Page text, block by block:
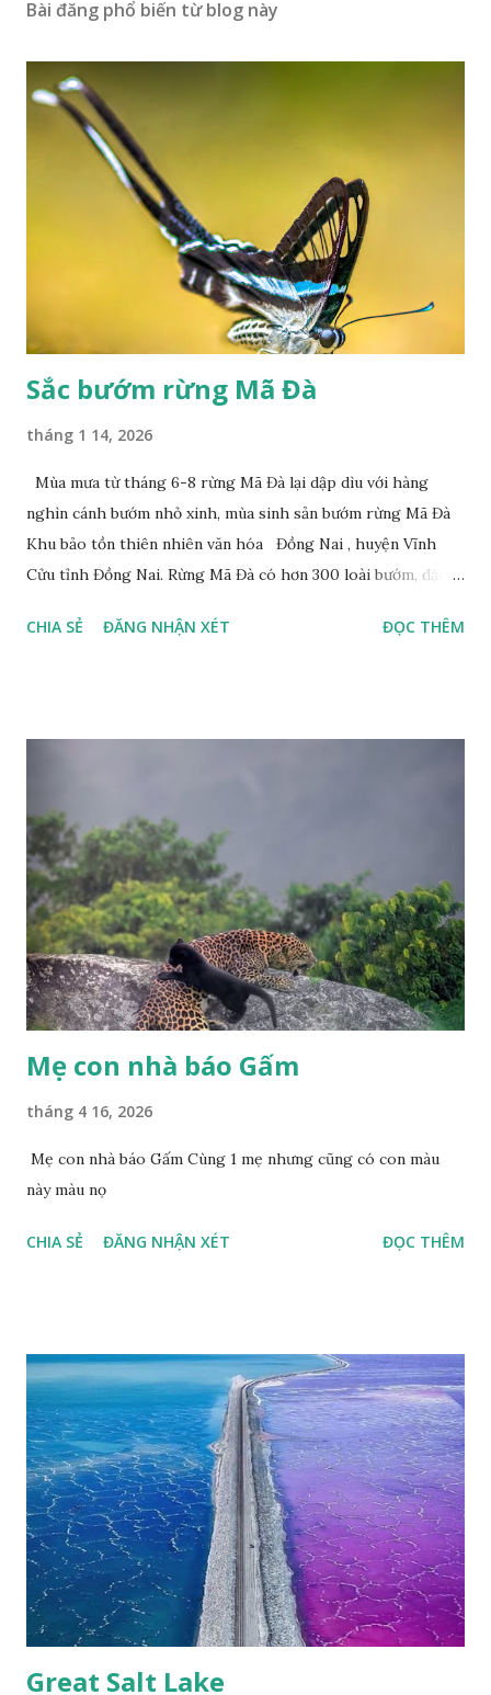
Bài đăng phổ biến từ blog này
Sắc bướm rừng Mã Đà
tháng 1 14, 2026
Mùa mưa từ tháng 6-8 rừng Mã Đà lại dập dìu với hàng
nghìn cánh bướm nhỏ xinh, mùa sinh sản bướm rừng Mã Đà
Khu bảo tồn thiên nhiên văn hóa Đồng Nai , huyện Vĩnh
Cửu tỉnh Đồng Nai. Rừng Mã Đà có hơn 300 loài bướm, đặc
đuôi trắng (Lamproptera curius) đặc trưng là cái đuôi dài
CHIA SẺ ĐĂNG NHẬN XÉT ĐỌC THÊM
Mẹ con nhà báo Gấm
tháng 4 16, 2026
Mẹ con nhà báo Gấm Cùng 1 mẹ nhưng cũng có con màu
này màu nọ
CHIA SẺ ĐĂNG NHẬN XÉT ĐỌC THÊM
Great Salt Lake